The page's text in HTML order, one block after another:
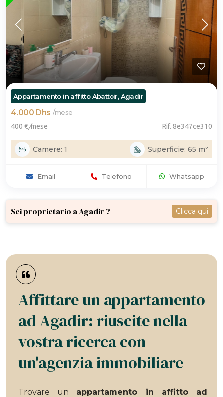
Appartamento in affitto Abattoir, Agadir
4.000 Dhs /mese
400 €/mese Rif. 8e347ce310
Camere: 1 Superficie: 65 m²
Email Telefono Whatsapp
Sei proprietario a Agadir ? Clicca qui
Affittare un appartamento
ad Agadir: riuscite nella
vostra ricerca con
un'agenzia immobiliare
Trovare un appartamento in affitto ad